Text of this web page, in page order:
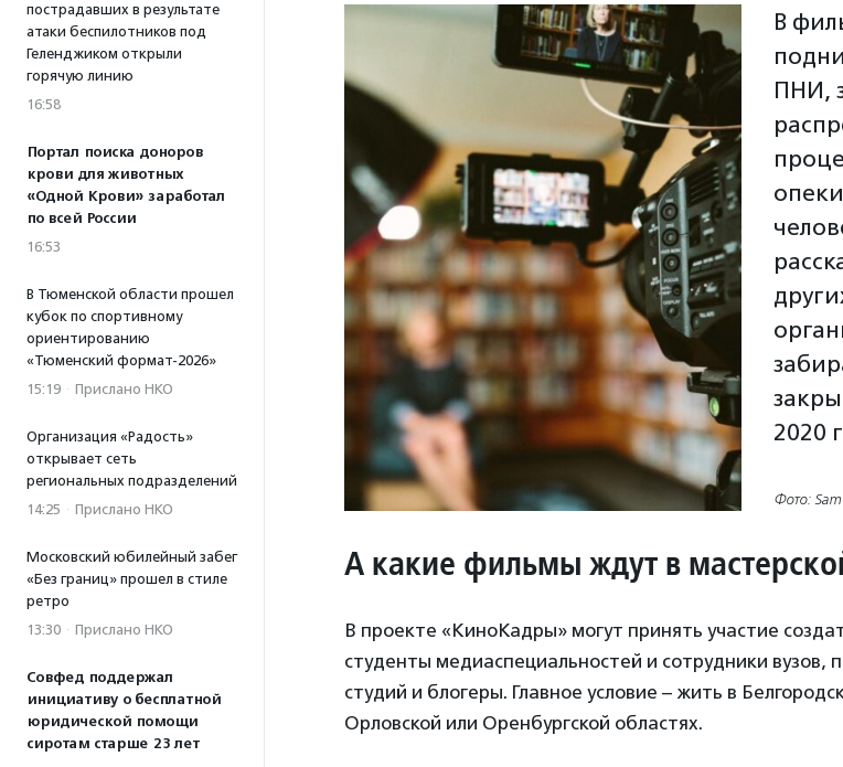
пострадавших в результате
атаки беспилотников под
Геленджиком открыли
горячую линию
16:58
Портал поиска доноров
крови для животных
«Одной Крови» заработал
по всей России
16:53
В Тюменской области прошел
кубок по спортивному
ориентированию
«Тюменский формат-2026»
15:19 · Прислано НКО
Организация «Радость»
открывает сеть
региональных подразделений
14:25 · Прислано НКО
Московский юбилейный забег
«Без границ» прошел в стиле
ретро
13:30 · Прислано НКО
Совфед поддержал
инициативу о бесплатной
юридической помощи
сиротам старше 23 лет
В
ПНИ,
2020
Фото:
А какие фильмы ждут в
В проекте «КиноКадры» могут принять участие
студенты медиаспециальностей и сотрудники вузов,
студий и блогеры. Главное условие – жить в
Орловской или Оренбургской областях.